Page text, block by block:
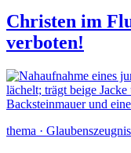
Christen im
verboten!
thema · Glaubenszeugnis